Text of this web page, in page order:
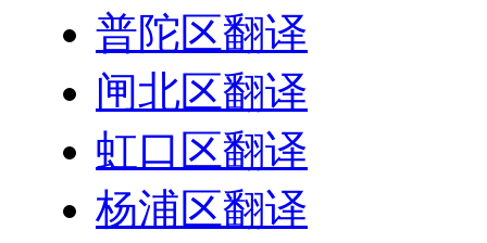
普陀区翻译
闸北区翻译
虹口区翻译
杨浦区翻译